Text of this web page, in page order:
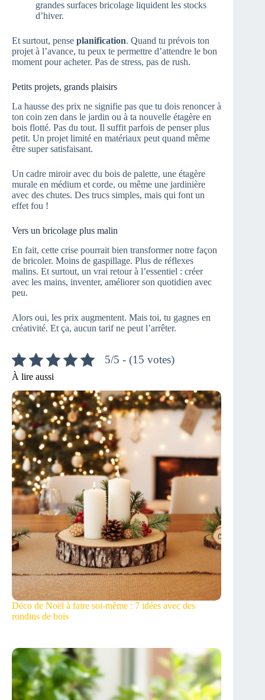
grandes surfaces bricolage liquident les stocks
d’hiver.
Et surtout, pense planification. Quand tu prévois ton
projet à l’avance, tu peux te permettre d’attendre le bon
moment pour acheter. Pas de stress, pas de rush.
Petits projets, grands plaisirs
La hausse des prix ne signifie pas que tu dois renoncer à
ton coin zen dans le jardin ou à ta nouvelle étagère en
bois flotté. Pas du tout. Il suffit parfois de penser plus
petit. Un projet limité en matériaux peut quand même
être super satisfaisant.
Un cadre miroir avec du bois de palette, une étagère
murale en médium et corde, ou même une jardinière
avec des chutes. Des trucs simples, mais qui font un
effet fou !
Vers un bricolage plus malin
En fait, cette crise pourrait bien transformer notre façon
de bricoler. Moins de gaspillage. Plus de réflexes
malins. Et surtout, un vrai retour à l’essentiel : créer
avec les mains, inventer, améliorer son quotidien avec
peu.
Alors oui, les prix augmentent. Mais toi, tu gagnes en
créativité. Et ça, aucun tarif ne peut l’arrêter.
5/5 - (15 votes)
À lire aussi
Déco de Noël à faire soi-même : 7 idées avec des
rondins de bois